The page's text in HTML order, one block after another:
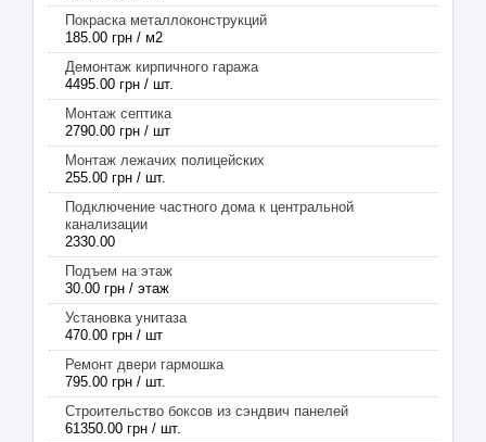
Покраска металлоконструкций
185.00 грн / м2
Демонтаж кирпичного гаража
4495.00 грн / шт.
Монтаж септика
2790.00 грн / шт
Монтаж лежачих полицейских
255.00 грн / шт.
Подключение частного дома к центральной
канализации
2330.00
Подъем на этаж
30.00 грн / этаж
Установка унитаза
470.00 грн / шт
Ремонт двери гармошка
795.00 грн / шт.
Строительство боксов из сэндвич панелей
61350.00 грн / шт.